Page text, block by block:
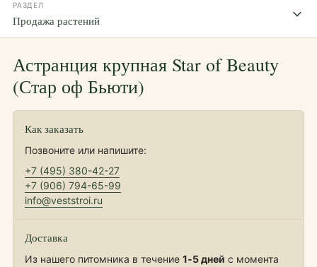
РАЗДЕЛ
Продажа растений
Астранция крупная Star of Beauty
(Стар оф Бьюти)
Как заказать
Позвоните или напишите:
+7 (495) 380-42-27
+7 (906) 794-65-99
info@veststroi.ru
Доставка
Из нашего питомника в течение 1‑5 дней с момента